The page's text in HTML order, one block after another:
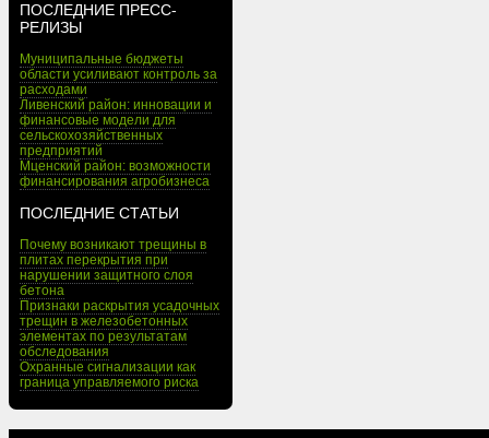
ПОСЛЕДНИЕ ПРЕСС-
РЕЛИЗЫ
Муниципальные бюджеты
области усиливают контроль за
расходами
Ливенский район: инновации и
финансовые модели для
сельскохозяйственных
предприятий
Мценский район: возможности
финансирования агробизнеса
ПОСЛЕДНИЕ СТАТЬИ
Почему возникают трещины в
плитах перекрытия при
нарушении защитного слоя
бетона
Признаки раскрытия усадочных
трещин в железобетонных
элементах по результатам
обследования
Охранные сигнализации как
граница управляемого риска